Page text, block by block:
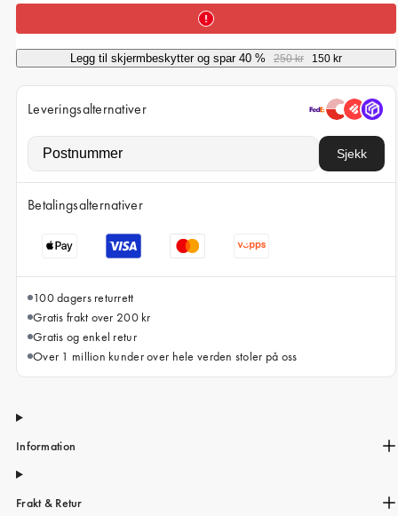
iPhone 15
iPhone 14 Pro
iPhone 13
Alle telefonmodeller
Legg til skjermbeskytter og spar 40 % 250 kr 150 kr
Leveringsalternativer
Sjekk
Betalingsalternativer
100 dagers returrett
Gratis frakt over 200 kr
Gratis og enkel retur
Over 1 million kunder over hele verden stoler på oss
Information
Frakt & Retur